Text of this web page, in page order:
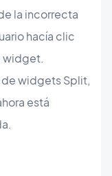
la incorrecta
hacía clic
widget.
de widgets Split,
está